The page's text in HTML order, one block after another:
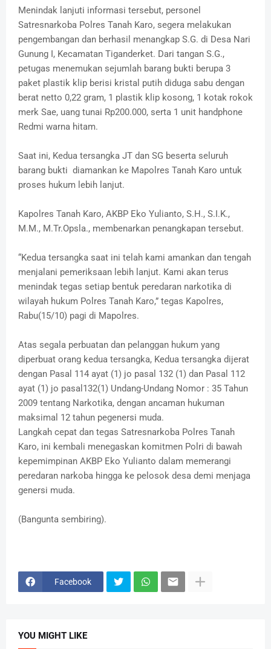
Menindak lanjuti informasi tersebut, personel
Satresnarkoba Polres Tanah Karo, segera melakukan
pengembangan dan berhasil menangkap S.G. di Desa Nari
Gunung I, Kecamatan Tiganderket. Dari tangan S.G.,
petugas menemukan sejumlah barang bukti berupa 3
paket plastik klip berisi kristal putih diduga sabu dengan
berat netto 0,22 gram, 1 plastik klip kosong, 1 kotak rokok
merk Sae, uang tunai Rp200.000, serta 1 unit handphone
Redmi warna hitam.
Saat ini, Kedua tersangka JT dan SG beserta seluruh
barang bukti diamankan ke Mapolres Tanah Karo untuk
proses hukum lebih lanjut.
Kapolres Tanah Karo, AKBP Eko Yulianto, S.H., S.I.K.,
M.M., M.Tr.Opsla., membenarkan penangkapan tersebut.
“Kedua tersangka saat ini telah kami amankan dan tengah
menjalani pemeriksaan lebih lanjut. Kami akan terus
menindak tegas setiap bentuk peredaran narkotika di
wilayah hukum Polres Tanah Karo,” tegas Kapolres,
Rabu(15/10) pagi di Mapolres.
Atas segala perbuatan dan pelanggan hukum yang
diperbuat orang kedua tersangka, Kedua tersangka dijerat
dengan Pasal 114 ayat (1) jo pasal 132 (1) dan Pasal 112
ayat (1) jo pasal132(1) Undang-Undang Nomor : 35 Tahun
2009 tentang Narkotika, dengan ancaman hukuman
maksimal 12 tahun pegenersi muda.
Langkah cepat dan tegas Satresnarkoba Polres Tanah
Karo, ini kembali menegaskan komitmen Polri di bawah
kepemimpinan AKBP Eko Yulianto dalam memerangi
peredaran narkoba hingga ke pelosok desa demi menjaga
genersi muda.
(Bangunta sembiring).
Facebook
YOU MIGHT LIKE